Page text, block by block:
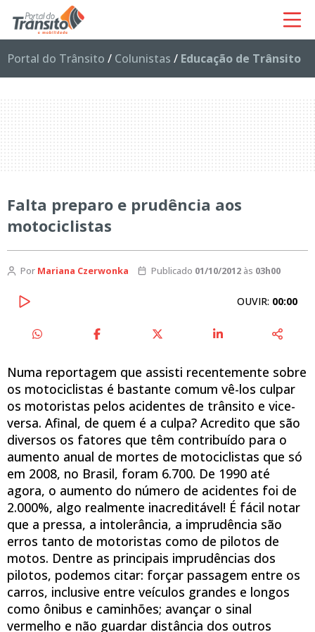
Portal do Trânsito / Colunistas / Educação de Trânsito
Falta preparo e prudência aos
motociclistas
Por Mariana Czerwonka Publicado 01/10/2012às 03h00
OUVIR: 00:00
Numa reportagem que assisti recentemente sobre
os motociclistas é bastante comum vê-los culpar
os motoristas pelos acidentes de trânsito e vice-
versa. Afinal, de quem é a culpa? Acredito que são
diversos os fatores que têm contribuído para o
aumento anual de mortes de motociclistas que só
em 2008, no Brasil, foram 6.700. De 1990 até
agora, o aumento do número de acidentes foi de
2.000%, algo realmente inacreditável! É fácil notar
que a pressa, a intolerância, a imprudência são
erros tanto de motoristas como de pilotos de
motos. Dentre as principais imprudências dos
pilotos, podemos citar: forçar passagem entre os
carros, inclusive entre veículos grandes e longos
como ônibus e caminhões; avançar o sinal
vermelho e não guardar distância dos outros